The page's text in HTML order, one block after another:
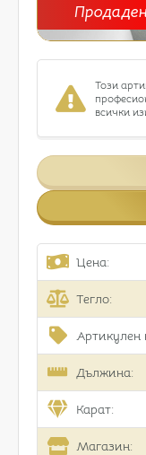
Този
всички
Цена:
Тегло:
Артикулен
Дължина:
Карат:
Магазин: